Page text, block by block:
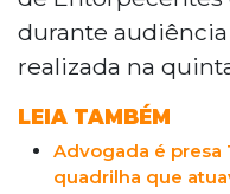
do Sul após
legalidade de
celular. O juiz
dados. A
de 2025,
lavagem de
durante
realizada na
LEIA TAMBÉM
Advogada é presa
quadrilha que